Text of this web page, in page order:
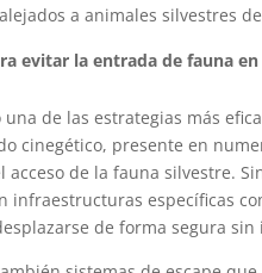
a animales silvestres
evitar la entrada de fauna
de las estrategias más
cinegético, presente en
de la fauna silvestre.
infraestructuras específicas
de forma segura sin